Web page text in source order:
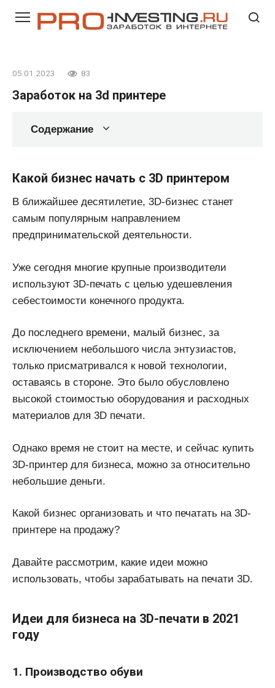
05.01.2023 83
Заработок на 3d принтере
Содержание
Какой бизнес начать с 3D принтером
В ближайшее десятилетие, 3D-бизнес станет
самым популярным направлением
предпринимательской деятельности.
Уже сегодня многие крупные производители
используют 3D-печать с целью удешевления
себестоимости конечного продукта.
До последнего времени, малый бизнес, за
исключением небольшого числа энтузиастов,
только присматривался к новой технологии,
оставаясь в стороне. Это было обусловлено
высокой стоимостью оборудования и расходных
материалов для 3D печати.
Однако время не стоит на месте, и сейчас купить
3D-принтер для бизнеса, можно за относительно
небольшие деньги.
Какой бизнес организовать и что печатать на 3D-
принтере на продажу?
Давайте рассмотрим, какие идеи можно
использовать, чтобы зарабатывать на печати 3D.
Идеи для бизнеса на 3D-печати в 2021
году
1. Производство обуви